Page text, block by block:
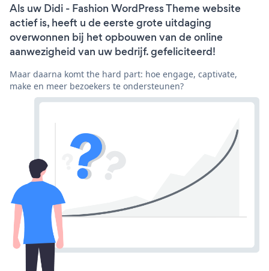
Als uw Didi - Fashion WordPress Theme website
actief is, heeft u de eerste grote uitdaging
overwonnen bij het opbouwen van de online
aanwezigheid van uw bedrijf. gefeliciteerd!
Maar daarna komt the hard part: hoe engage, captivate,
make en meer bezoekers te ondersteunen?